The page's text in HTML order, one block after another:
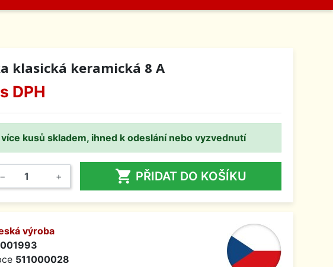
klasická keramická 8 A
s DPH
více kusů skladem, ihned k odeslání nebo vyzvednutí
− +  PŘIDAT DO KOŠÍKU
výroba
511000028